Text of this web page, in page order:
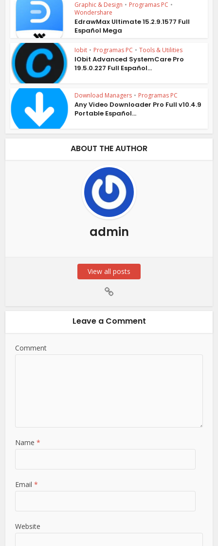
Graphic & Design • Programas PC •
Wondershare
EdrawMax Ultimate 15.2.9.1577 Full
Español Mega
Iobit • Programas PC • Tools & Utilities
IObit Advanced SystemCare Pro
19.5.0.227 Full Español...
Download Managers • Programas PC
Any Video Downloader Pro Full v10.4.9
Portable Español...
ABOUT THE AUTHOR
admin
View all posts
Leave a Comment
Comment
Name*
Email*
Website